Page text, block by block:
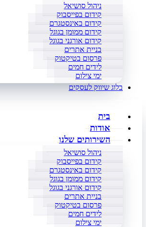
ניהול סושיאל
קידום בפייסבוק
קידום באינסטגרם
קידום ממומן בגוגל
קידום אורגני בגוגל
בניית אתרים
פרסום בטיקטוק
לידים חמים
ימי צילום
בלוג שיווק לעסקים
בית
אודות
השירותים שלנו
ניהול סושיאל
קידום בפייסבוק
קידום באינסטגרם
קידום ממומן בגוגל
קידום אורגני בגוגל
בניית אתרים
פרסום בטיקטוק
לידים חמים
ימי צילום